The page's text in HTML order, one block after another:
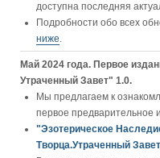
доступна последняя
Подробности обо всех
ниже.
Май 2024 года. Первое
Утраченный Завет" 1.0.
Мы предлагаем к
первое предварительное
"Эзотерическое
Творца.Утраченный